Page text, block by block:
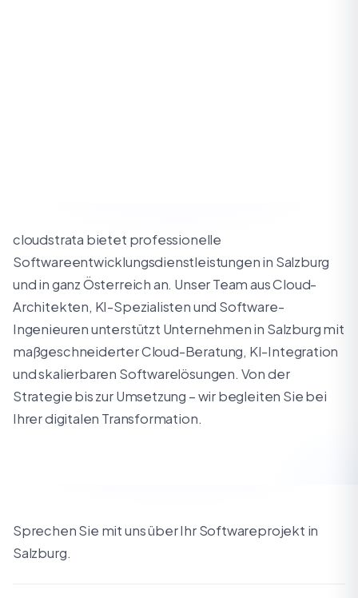
cloudstrata bietet professionelle
Softwareentwicklungsdienstleistungen in Salzburg
und in ganz Österreich an. Unser Team aus Cloud-
Architekten, KI-Spezialisten und Software-
Ingenieuren unterstützt Unternehmen in Salzburg mit
maßgeschneiderter Cloud-Beratung, KI-Integration
und skalierbaren Softwarelösungen. Von der
Strategie bis zur Umsetzung – wir begleiten Sie bei
Ihrer digitalen Transformation.
Sprechen Sie mit uns über Ihr Softwareprojekt in
Salzburg.